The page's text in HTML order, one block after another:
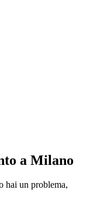
a Milano
hai un problema,